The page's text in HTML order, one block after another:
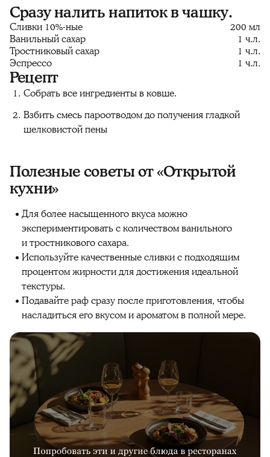
Сразу налить напиток в чашку.
Сливки 10%-ные
200 мл
Ванильный сахар
1 ч.л.
Тростниковый сахар
1 ч.л.
Эспрессо
1 ч.л.
Рецепт
Собрать все ингредиенты в ковше.
Взбить смесь пароотводом до получения гладкой
шелковистой пены
Полезные советы от «Открытой
кухни»
Для более насыщенного вкуса можно
экспериментировать с количеством ванильного
и тростникового сахара.
Используйте качественные сливки с подходящим
процентом жирности для достижения идеальной
текстуры.
Подавайте раф сразу после приготовления, чтобы
насладиться его вкусом и ароматом в полной мере.